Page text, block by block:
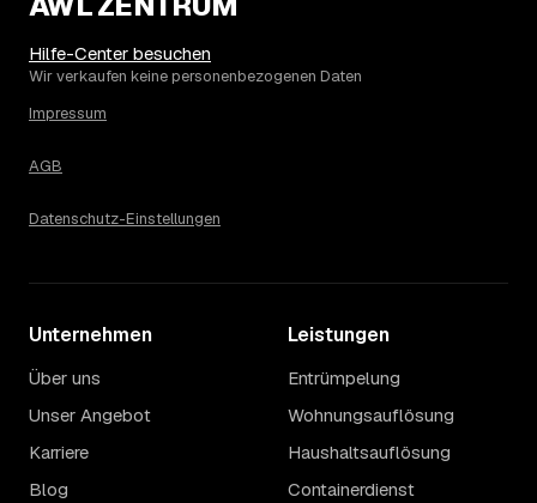
Zugänglichkeit: Ein einzelner Keller oder Dachboden liegt
eher am unteren Ende, eine voll möblierte Wohnung mit
Auch anrechenbare Wertgegenstände oder ein hoher
Betrag für Ihren Fall erfahren Sie erst nach einer kurzen,
Hilfe-Center besuchen
Wir verkaufen keine personenbezogenen Daten
Impressum
AGB
Datenschutz-Einstellungen
Unternehmen
Über uns
Unser Angebot
Karriere
Blog
Leistungen
Entrümpelung
Wohnungsauflösung
Haushaltsauflösung
Containerdienst